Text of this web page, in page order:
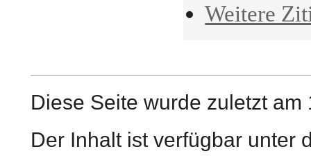
Weitere
Diese Seite wurde zuletzt
Der Inhalt ist verfügbar unter